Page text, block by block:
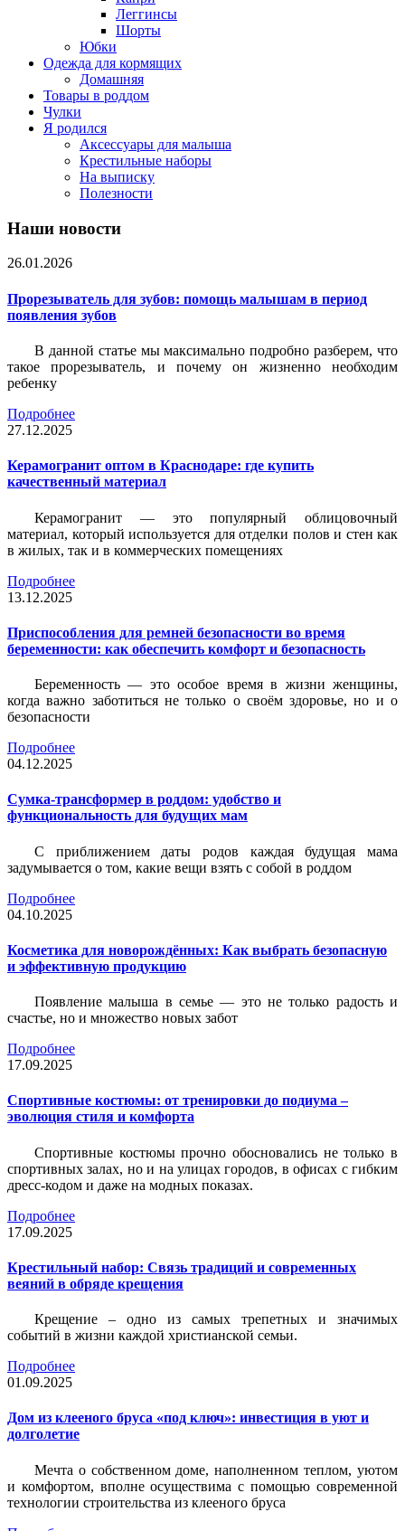
Леггинсы
Шорты
Юбки
Одежда для кормящих
Домашняя
Товары в роддом
Чулки
Я родился
Аксессуары для малыша
Крестильные наборы
На выписку
Полезности
Наши новости
26.01.2026
Прорезыватель для зубов: помощь малышам в период
появления зубов
В данной статье мы максимально подробно разберем, что
такое прорезыватель, и почему он жизненно необходим
ребенку
Подробнее
27.12.2025
Керамогранит оптом в Краснодаре: где купить
качественный материал
Керамогранит — это популярный облицовочный
материал, который используется для отделки полов и стен как
в жилых, так и в коммерческих помещениях
Подробнее
13.12.2025
Приспособления для ремней безопасности во время
беременности: как обеспечить комфорт и безопасность
Беременность — это особое время в жизни женщины,
когда важно заботиться не только о своём здоровье, но и о
безопасности
Подробнее
04.12.2025
Сумка-трансформер в роддом: удобство и
функциональность для будущих мам
С приближением даты родов каждая будущая мама
задумывается о том, какие вещи взять с собой в роддом
Подробнее
04.10.2025
Косметика для новорождённых: Как выбрать безопасную
и эффективную продукцию
Появление малыша в семье — это не только радость и
счастье, но и множество новых забот
Подробнее
17.09.2025
Спортивные костюмы: от тренировки до подиума –
эволюция стиля и комфорта
Спортивные костюмы прочно обосновались не только в
спортивных залах, но и на улицах городов, в офисах с гибким
дресс-кодом и даже на модных показах.
Подробнее
17.09.2025
Крестильный набор: Связь традиций и современных
веяний в обряде крещения
Крещение – одно из самых трепетных и значимых
событий в жизни каждой христианской семьи.
Подробнее
01.09.2025
Дом из клееного бруса «под ключ»: инвестиция в уют и
долголетие
Мечта о собственном доме, наполненном теплом, уютом
и комфортом, вполне осуществима с помощью современной
технологии строительства из клееного бруса